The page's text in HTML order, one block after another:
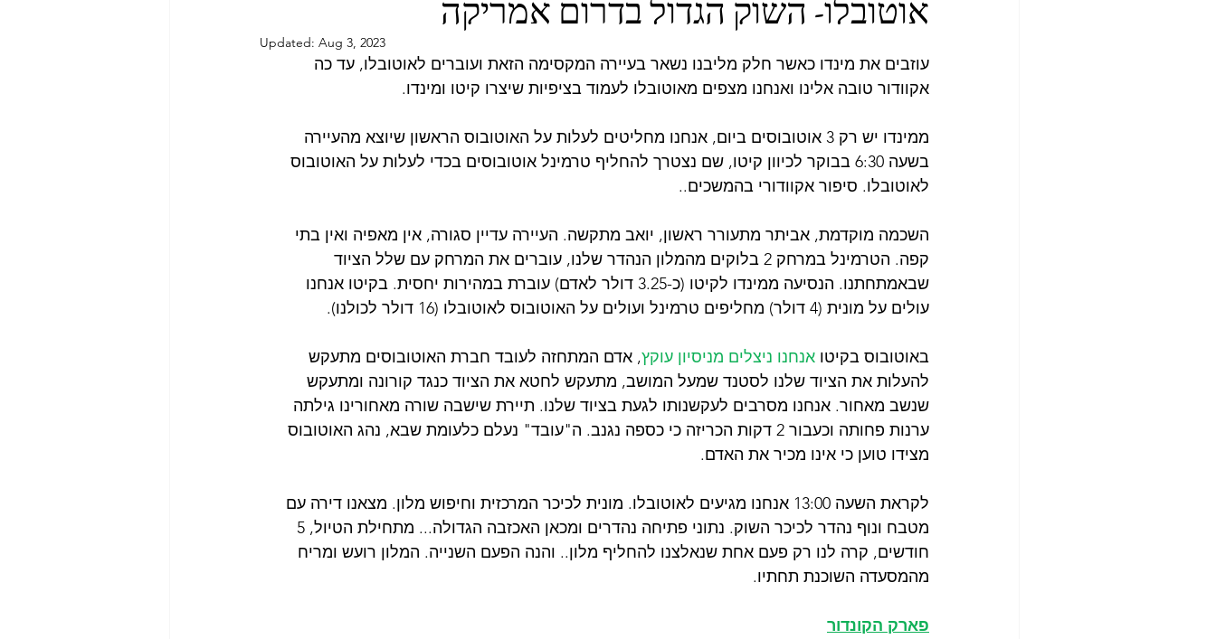
אתונה איחוד האמירויות
אוטובלו- השוק הגדול בדרום אמריקה
Updated: Aug 3, 2023
עוזבים את מינדו כאשר חלק מליבנו נשאר בעיירה המקסימה הזאת ועוברים לאוטובלו, עד כה
אקוודור טובה אלינו ואנחנו מצפים מאוטובלו לעמוד בציפיות שיצרו קיטו ומינדו.
ממינדו יש רק 3 אוטובוסים ביום, אנחנו מחליטים לעלות על האוטובוס הראשון שיוצא מהעיירה
בשעה 6:30 בבוקר לכיוון קיטו, שם נצטרך להחליף טרמינל אוטובוסים בכדי לעלות על האוטובוס
לאוטובלו. סיפור אקוודורי בהמשכים..
השכמה מוקדמת, אביתר מתעורר ראשון, יואב מתקשה. העיירה עדיין סגורה, אין מאפיה ואין בתי
קפה. הטרמינל במרחק 2 בלוקים מהמלון הנהדר שלנו, עוברים את המרחק עם שלל הציוד
שבאמתחתנו. הנסיעה ממינדו לקיטו (כ-3.25 דולר לאדם) עוברת במהירות יחסית. בקיטו אנחנו
עולים על מונית (4 דולר) מחליפים טרמינל ועולים על האוטובוס לאוטובלו (16 דולר לכולנו).
באוטובוס בקיטו אנחנו ניצלים מניסיון עוקץ, אדם המתחזה לעובד חברת האוטובוסים מתעקש
להעלות את הציוד שלנו לסטנד שמעל המושב, מתעקש לחטא את הציוד כנגד קורונה ומתעקש
שנשב מאחור. אנחנו מסרבים לעקשנותו לגעת בציוד שלנו. תיירת שישבה שורה מאחורינו גילתה
ערנות פחותה וכעבור 2 דקות הכריזה כי כספה נגנב. ה"עובד" נעלם כלעומת שבא, נהג האוטובוס
מצידו טוען כי אינו מכיר את האדם.
לקראת השעה 13:00 אנחנו מגיעים לאוטובלו. מונית לכיכר המרכזית וחיפוש מלון. מצאנו דירה עם
חודשים, קרה לנו רק פעם אחת שנאלצנו להחליף מלון.. והנה הפעם השנייה. המלון רועש ומריח
מהמסעדה השוכנת תחתיו.
פארק הקונדור